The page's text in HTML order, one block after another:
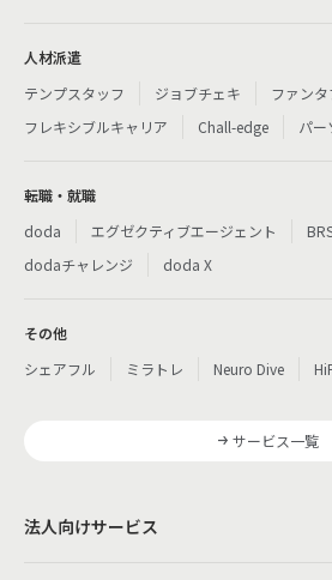
人材派遣
テンプスタッフ
ジョブチェキ
ファンタ
フレキシブルキャリア
Chall-edge パー
転職・就職
doda
エグゼクティブエージェント
dodaチャレンジ
doda X
その他
シェアフル
ミラトレ Neuro Dive
サービス一覧
法人向けサービス